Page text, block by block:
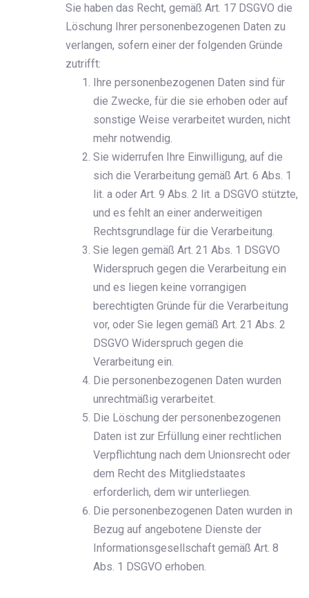
Sie haben das Recht, gemäß Art. 17 DSGVO die
Löschung Ihrer personenbezogenen Daten zu
verlangen, sofern einer der folgenden Gründe
zutrifft:
Ihre personenbezogenen Daten sind für
die Zwecke, für die sie erhoben oder auf
sonstige Weise verarbeitet wurden, nicht
mehr notwendig.
Sie widerrufen Ihre Einwilligung, auf die
sich die Verarbeitung gemäß Art. 6 Abs. 1
lit. a oder Art. 9 Abs. 2 lit. a DSGVO stützte,
und es fehlt an einer anderweitigen
Rechtsgrundlage für die Verarbeitung.
Sie legen gemäß Art. 21 Abs. 1 DSGVO
Widerspruch gegen die Verarbeitung ein
und es liegen keine vorrangigen
berechtigten Gründe für die Verarbeitung
vor, oder Sie legen gemäß Art. 21 Abs. 2
DSGVO Widerspruch gegen die
Verarbeitung ein.
Die personenbezogenen Daten wurden
unrechtmäßig verarbeitet.
Die Löschung der personenbezogenen
Daten ist zur Erfüllung einer rechtlichen
Verpflichtung nach dem Unionsrecht oder
dem Recht des Mitgliedstaates
erforderlich, dem wir unterliegen.
Die personenbezogenen Daten wurden in
Bezug auf angebotene Dienste der
Informationsgesellschaft gemäß Art. 8
Abs. 1 DSGVO erhoben.